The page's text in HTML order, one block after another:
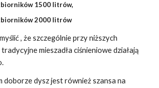
1500 litrów,
2000 litrów
, że szczególnie przy niższych
mieszadła ciśnieniowe działają
doborze dysz jest również szansa na